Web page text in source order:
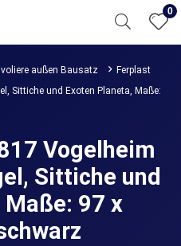
0
außen Bausatz
Ferplast
Sittiche und Exoten Planeta, Maße:
Vogelheim
Sittiche und
Maße: 97 x